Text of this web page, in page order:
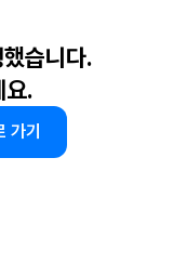
습니다.
요.
가기